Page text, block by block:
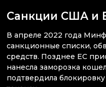
Санкции США и
В апреле 2022 года
санкционные списки,
средств. Позднее ЕС
нанесла заморозка
подтвердила